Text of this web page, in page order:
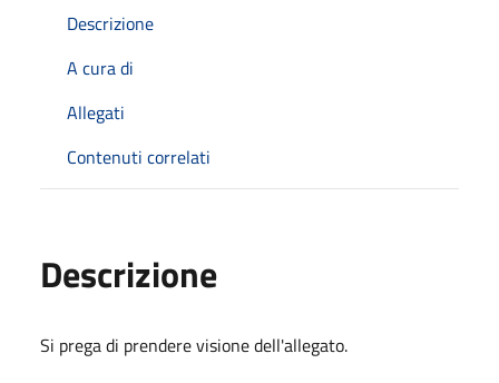
Descrizione
A cura di
Allegati
Contenuti correlati
Descrizione
Si prega di prendere visione dell'allegato.